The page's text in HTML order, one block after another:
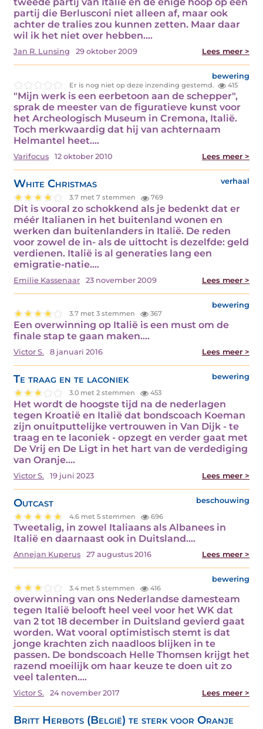
tweede partij van Italië en de enige hoop op een
partij die Berlusconi niet alleen af, maar ook
achter de tralies zou kunnen zetten. Maar daar
wil ik het niet over hebben.…
Jan R. Lunsing 29 oktober 2009 Lees meer >
bewering
Er is nog niet op deze inzending gestemd. 415
"Mijn werk is een eerbetoon aan de schepper",
sprak de meester van de figuratieve kunst voor
het Archeologisch Museum in Cremona, Italië.
Toch merkwaardig dat hij van achternaam
Helmantel heet.…
Varifocus 12 oktober 2010 Lees meer >
White Christmas verhaal
3.7 met 7 stemmen 769
Dit is vooral zo schokkend als je bedenkt dat er
méér Italianen in het buitenland wonen en
werken dan buitenlanders in Italië. De reden
voor zowel de in- als de uittocht is dezelfde: geld
verdienen. Italië is al generaties lang een
emigratie-natie.…
Emilie Kassenaar 23 november 2009 Lees meer >
bewering
3.7 met 3 stemmen 367
Een overwinning op Italië is een must om de
finale stap te gaan maken.…
Victor S. 8 januari 2016 Lees meer >
Te traag en te laconiek bewering
3.0 met 2 stemmen 453
Het wordt de hoogste tijd na de nederlagen
tegen Kroatië en Italië dat bondscoach Koeman
zijn onuitputtelijke vertrouwen in Van Dijk - te
traag en te laconiek - opzegt en verder gaat met
De Vrij en De Ligt in het hart van de verdediging
van Oranje.…
Victor S. 19 juni 2023 Lees meer >
Outcast beschouwing
4.6 met 5 stemmen 696
Tweetalig, in zowel Italiaans als Albanees in
Italië en daarnaast ook in Duitsland.…
Annejan Kuperus 27 augustus 2016 Lees meer >
bewering
3.4 met 5 stemmen 416
overwinning van ons Nederlandse damesteam
tegen Italië belooft heel veel voor het WK dat
van 2 tot 18 december in Duitsland gevierd gaat
worden. Wat vooral optimistisch stemt is dat
jonge krachten zich naadloos blijken in te
passen. De bondscoach Helle Thomsen krijgt het
razend moeilijk om haar keuze te doen uit zo
veel talenten.…
Victor S. 24 november 2017 Lees meer >
Britt Herbots (België) te sterk voor Oranje